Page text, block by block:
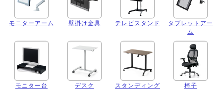
モニターアーム 壁掛け金具 テレビスタンド
タブレットアー
ム
モニター台 デスク
スタンディング
椅子